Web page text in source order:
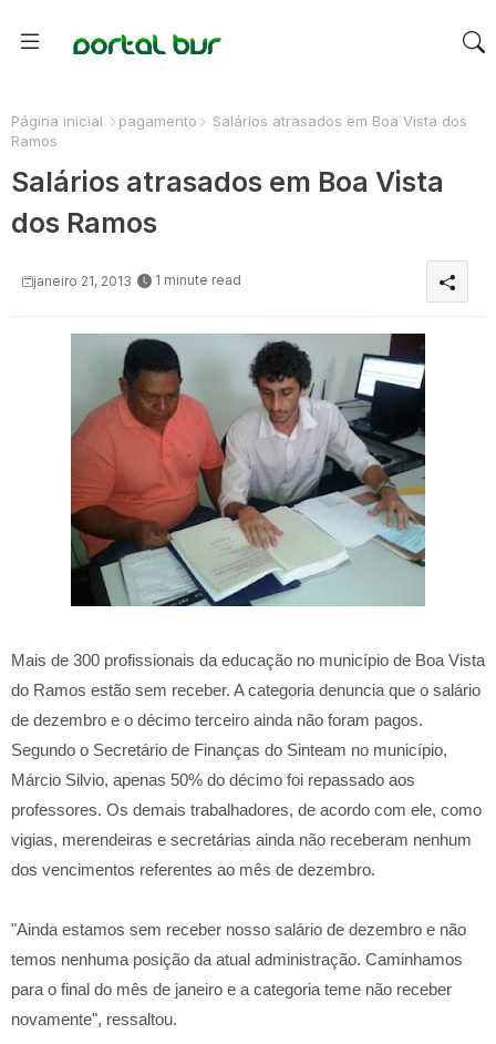
Página inicial pagamento
Salários atrasados em Boa Vista dos
Ramos
Salários atrasados em Boa Vista
dos Ramos
janeiro 21, 2013 1 minute read
Mais de 300 profissionais da educação no município de Boa Vista
do Ramos estão sem receber. A categoria denuncia que o salário
de dezembro e o décimo terceiro ainda não foram pagos.
Segundo o Secretário de Finanças do Sinteam no município,
Márcio Silvio, apenas 50% do décimo foi repassado aos
professores. Os demais trabalhadores, de acordo com ele, como
vigias, merendeiras e secretárias ainda não receberam nenhum
dos vencimentos referentes ao mês de dezembro.
"Ainda estamos sem receber nosso salário de dezembro e não
temos nenhuma posição da atual administração. Caminhamos
para o final do mês de janeiro e a categoria teme não receber
novamente", ressaltou.